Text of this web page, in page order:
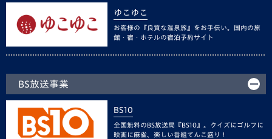
ゆこゆこ
お客様の『良質な温泉旅』をお手伝い。国内の旅
館・宿・ホテルの宿泊予約サイト
BS放送事業
BS10
全国無料のBS放送局『BS10』。クイズにゴルフに
映画に麻雀、楽しい番組てんこ盛り！